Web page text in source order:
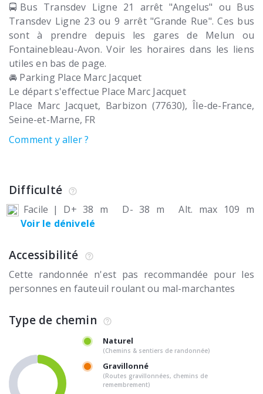
🚍Bus Transdev Ligne 21 arrêt "Angelus" ou Bus
Transdev Ligne 23 ou 9 arrêt "Grande Rue". Ces bus
sont à prendre depuis les gares de Melun ou
Fontainebleau-Avon. Voir les horaires dans les liens
utiles en bas de page.
🚘 Parking Place Marc Jacquet
Le départ s'effectue Place Marc Jacquet
Place Marc Jacquet
Barbizon (77630)
Île-de-France,
Seine-et-Marne FR
Comment y aller ?
Difficulté
Facile | D+ 38 m D- 38 m
Alt. max 109 m
Voir le dénivelé
Accessibilité
Cette randonnée n'est pas recommandée pour les
personnes en fauteuil roulant ou mal-marchantes
Type de chemin
Naturel
(Chemins & sentiers de randonnée)
Gravillonné
(Routes gravillonnées, chemins de
remembrement)